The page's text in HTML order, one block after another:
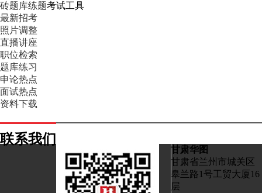
砖题库练题考试工具
最新招考
照片调整
直播讲座
职位检索
题库练习
申论热点
面试热点
资料下载
联系我们
甘肃华图
甘肃省兰州市城关区
皋兰路1号工贸大厦16
层